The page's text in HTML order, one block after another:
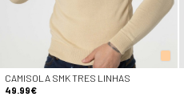
CAMISOLA SMK TRES LINHAS
49.99€